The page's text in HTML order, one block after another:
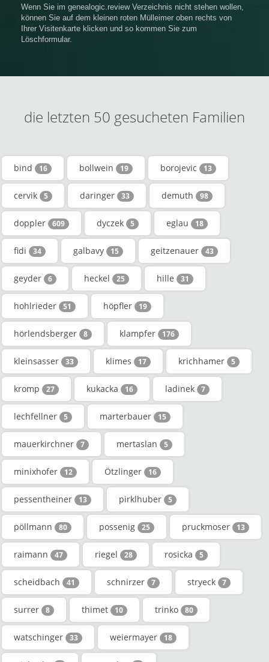
Wenn Sie im genealogic.review Verzeichnis nicht stehen wollen,
können Sie auf dem kleinen roten Mülleimer oben rechts von
Ihrer Visitenkarte klicken und so kommen Sie zum
Löschformular.
die letzten 50 gesucheten Familien
bind 16 bollwein 19 borojevic 13
cervik 5 daringer 33 demuth 98
doppler 609 dyczek 5 eglau 18
fidi 34 galbavy 15 geitzenauer 43
geyder 6 heckel 25 hille 31
hohlrieder 51 höpfler 19
hörlendsberger 8 klampfer 176
kleinsasser 33 klimes 17 krichhamer 5
kromp 27 kukacka 16 ladinek 7
lechfellner 5 marterbauer 15
mauerkirchner 7 mertaslan 5
minixhofer 12 Ötzlinger 16
pessentheiner 13 pirklhuber 5
pöllmann 80 possenig 25 pruckmoser 13
raimann 47 riegel 28 rosicka 5
scheidbach 41 schnirzer 7 stryeck 7
surrer 8 thimet 10 trinko 80
watschinger 33 weiermayer 18